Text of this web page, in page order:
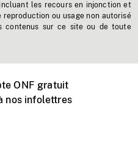
les recours en injonction et
ou usage non autorisé
contenus sur ce site ou de toute
ONF gratuit
nos infolettres